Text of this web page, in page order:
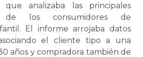
analizaba las principales
de los consumidores de
El informe arrojaba datos
el cliente tipo a una
años y compradora también de